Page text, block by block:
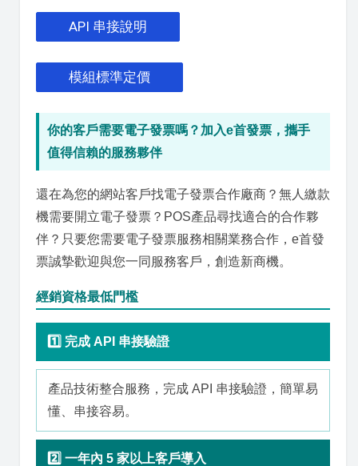
API 串接說明
模組標準定價
你的客戶需要電子發票嗎？加入e首發票，攜手
值得信賴的服務夥伴
還在為您的網站客戶找電子發票合作廠商？無人繳款
機需要開立電子發票？POS產品尋找適合的合作夥
伴？只要您需要電子發票服務相關業務合作，e首發
票誠摯歡迎與您一同服務客戶，創造新商機。
經銷資格最低門檻
1️⃣ 完成 API 串接驗證
產品技術整合服務，完成 API 串接驗證，簡單易
懂、串接容易。
2️⃣ 一年內 5 家以上客戶導入